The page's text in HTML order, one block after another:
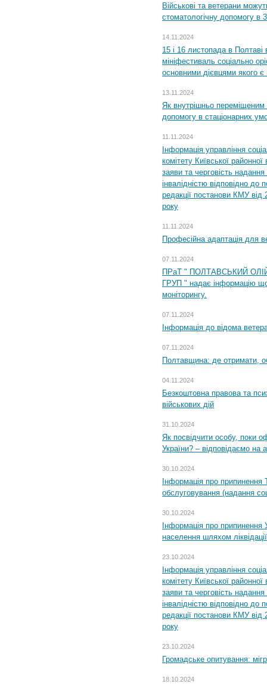
Військові та ветерани
стоматологічну допомогу в
14.11.2024
15 і 16 листопада в
мініфестиваль соціально
основними дієвцями якого є
13.11.2024
Як внутрішньо переміщеним
допомогу в стаціонарних
11.11.2024
Інформація управління
комітету Київської
заяви та черговість надання
інвалідністю відповідно
редакції постанови КМУ
року
11.11.2024
Професійна адаптація для
07.11.2024
ПРаТ " ПОЛТАВСЬКИЙ
ГРУП " надає інформацію
моніторингу.
07.11.2024
Інформація до відома
07.11.2024
Полтавщина: де отримати,
04.11.2024
Безкоштовна правова та
військових дій
31.10.2024
Як посвідчити особу, поки
України? – відповідаємо на
30.10.2024
Інформація про припинення
обслуговування (надання
30.10.2024
Інформація про припинення
населення шляхом ліквідації
23.10.2024
Інформація управління
комітету Київської
заяви та черговість надання
інвалідністю відповідно
редакції постанови КМУ
року
23.10.2024
Громадське опитування:
18.10.2024